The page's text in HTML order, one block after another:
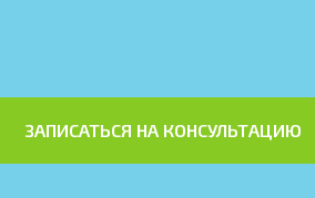
ЗАПИСАТЬСЯ НА КОНСУЛЬТАЦИЮ